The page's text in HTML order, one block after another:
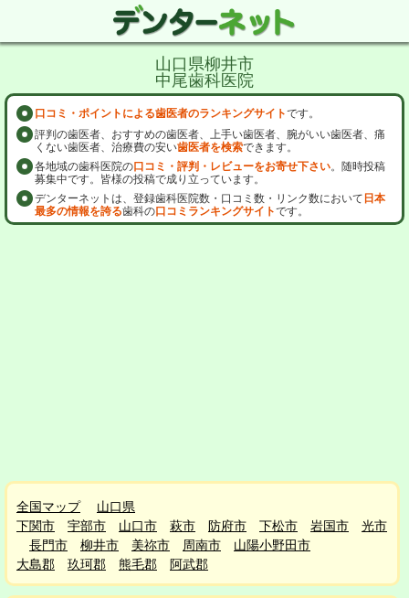
山口県柳井市
中尾歯科医院
口コミ・ポイントによる歯医者のランキングサイトです。
評判の歯医者、おすすめの歯医者、上手い歯医者、腕がいい歯医者、痛
くない歯医者、治療費の安い歯医者を検索できます。
各地域の歯科医院の口コミ・評判・レビューをお寄せ下さい。随時投稿
募集中です。皆様の投稿で成り立っています。
デンターネットは、登録歯科医院数・口コミ数・リンク数において 日本
最多の情報を誇る歯科の口コミランキングサイトです。
全国マップ
山口県
下関市
宇部市 山口市 萩市 防府市 下松市 岩国市
光市
長門市
柳井市 美祢市 周南市
山陽小野田市
大島郡
玖珂郡 熊毛郡 阿武郡